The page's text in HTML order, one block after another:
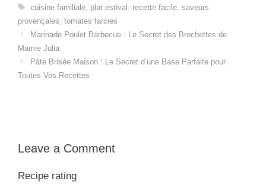
Tags
cuisine familiale, plat estival recette facile, saveurs
provençales tomates farcies
Marinade Poulet Barbecue : Le Secret des Brochettes de
Mamie Julia
Pâte Brisée Maison : Le Secret d’une Base Parfaite pour
Toutes Vos Recettes
Leave a Comment
Recipe rating